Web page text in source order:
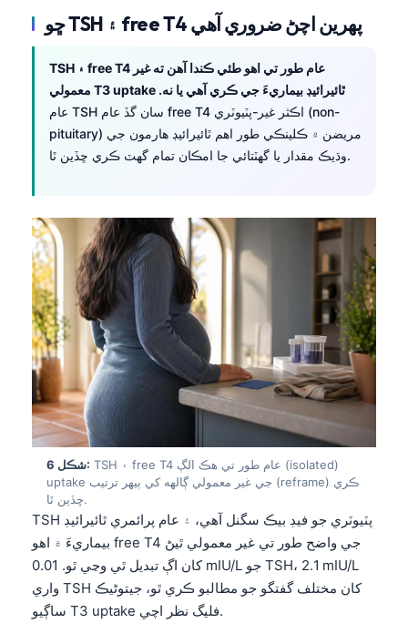
ڇو TSH ۽ free T4 پهرين اچڻ ضروري آهي
TSH ۽ free T4 عام طور تي اهو طئي ڪندا آهن ته غير
معمولي T3 uptake ٿائيرائيڊ بيماريءَ جي ڪري آهي يا نه.
عام TSH سان گڏ عام free T4 اڪثر غير-پٽيوٽري (non-
pituitary) مريضن ۾ ڪلينڪي طور اهم ٿائيرائيڊ هارمون جي
وڌيڪ مقدار يا گهٽتائي جا امڪان تمام گهٽ ڪري ڇڏين ٿا.
شڪل 6: TSH ۽ free T4 عام طور تي هڪ الڳ (isolated)
uptake جي غير معمولي ڳالهه کي ٻيهر ترتيب (reframe) ڪري
ڇڏين ٿا.
TSH پٽيوٽري جو فيڊ بيڪ سگنل آهي، ۽ عام پرائمري ٿائيرائيڊ
بيماريءَ ۾ اهو free T4 جي واضح طور تي غير معمولي ٿيڻ
کان اڳ تبديل ٿي وڃي ٿو. 0.01 mIU/L جو TSH، 2.1 mIU/L
واري TSH کان مختلف گفتگو جو مطالبو ڪري ٿو، جيتوڻيڪ
ساڳيو T3 uptake فليگ نظر اچي.